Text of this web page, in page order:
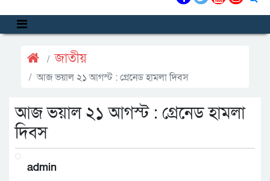
জাতীয়
আজ ভয়াল ২১ আগস্ট : গ্রেনেড হামলা দিবস
আজ ভয়াল ২১ আগস্ট : গ্রেনেড হামলা
দিবস
admin